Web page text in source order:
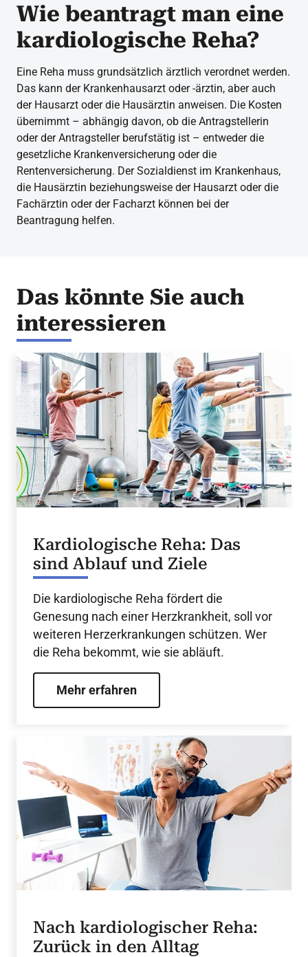
Wie beantragt man eine
kardiologische Reha?
Eine Reha muss grundsätzlich ärztlich verordnet werden.
Das kann der Krankenhausarzt oder -ärztin, aber auch
der Hausarzt oder die Hausärztin anweisen. Die Kosten
übernimmt – abhängig davon, ob die Antragstellerin
oder der Antragsteller berufstätig ist – entweder die
gesetzliche Krankenversicherung oder die
Rentenversicherung. Der Sozialdienst im Krankenhaus,
die Hausärztin beziehungsweise der Hausarzt oder die
Fachärztin oder der Facharzt können bei der
Beantragung helfen.
Das könnte Sie auch
interessieren
Kardiologische Reha: Das
sind Ablauf und Ziele
Die kardiologische Reha fördert die
Genesung nach einer Herzkrankheit, soll vor
weiteren Herzerkrankungen schützen. Wer
die Reha bekommt, wie sie abläuft.
Mehr erfahren
Nach kardiologischer Reha:
Zurück in den Alltag